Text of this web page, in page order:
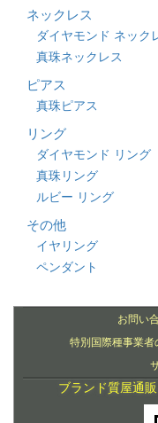
ネックレス
ダイヤモンド ネック
真珠ネックレス
ピアス
真珠ピアス
リング
ダイヤモンド リング
真珠リング
ルビー リング
その他
イヤリング
ペンダント
お問い
特別国際種事業者
ブランド質屋通